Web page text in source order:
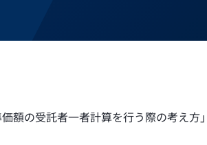
の受託者一者計算を行う際の考え方